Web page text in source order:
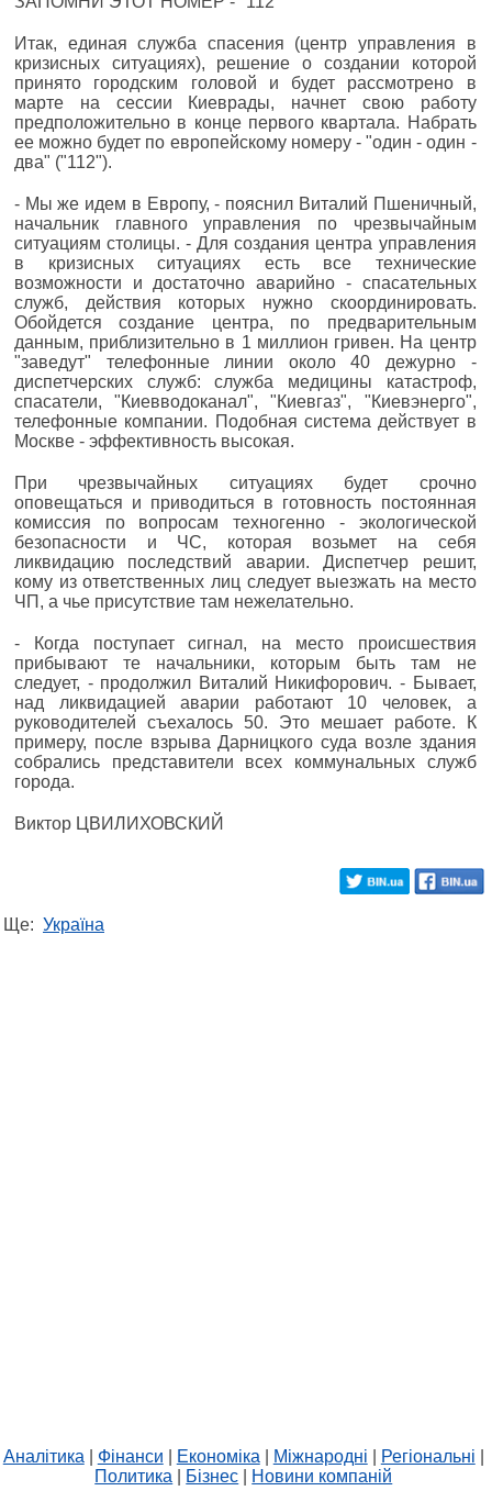
Итак, единая служба спасения (центр управления в
кризисных ситуациях), решение о создании которой
принято городским головой и будет рассмотрено в
марте на сессии Киеврады, начнет свою работу
предположительно в конце первого квартала. Набрать
ее можно будет по европейскому номеру - "один - один -
два" ("112").
- Мы же идем в Европу, - пояснил Виталий Пшеничный,
начальник главного управления по чрезвычайным
ситуациям столицы. - Для создания центра управления
в кризисных ситуациях есть все технические
возможности и достаточно аварийно - спасательных
служб, действия которых нужно скоординировать.
Обойдется создание центра, по предварительным
данным, приблизительно в 1 миллион гривен. На центр
"заведут" телефонные линии около 40 дежурно -
диспетчерских служб: служба медицины катастроф,
спасатели, "Киевводоканал", "Киевгаз", "Киевэнерго",
телефонные компании. Подобная система действует в
Москве - эффективность высокая.
При чрезвычайных ситуациях будет срочно
оповещаться и приводиться в готовность постоянная
комиссия по вопросам техногенно - экологической
безопасности и ЧС, которая возьмет на себя
ликвидацию последствий аварии. Диспетчер решит,
кому из ответственных лиц следует выезжать на место
ЧП, а чье присутствие там нежелательно.
- Когда поступает сигнал, на место происшествия
прибывают те начальники, которым быть там не
следует, - продолжил Виталий Никифорович. - Бывает,
над ликвидацией аварии работают 10 человек, а
руководителей съехалось 50. Это мешает работе. К
примеру, после взрыва Дарницкого суда возле здания
собрались представители всех коммунальных служб
города.
Виктор ЦВИЛИХОВСКИЙ
Ще: Україна
Аналітика Фінанси Економіка Міжнародні Регіональні
Политика
Бізнес Новини компаній